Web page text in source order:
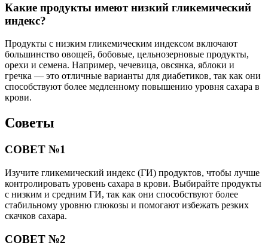
Какие продукты имеют низкий гликемический
индекс?
Продукты с низким гликемическим индексом включают
большинство овощей, бобовые, цельнозерновые продукты,
орехи и семена. Например, чечевица, овсянка, яблоки и
гречка — это отличные варианты для диабетиков, так как они
способствуют более медленному повышению уровня сахара в
крови.
Советы
СОВЕТ №1
Изучите гликемический индекс (ГИ) продуктов, чтобы лучше
контролировать уровень сахара в крови. Выбирайте продукты
с низким и средним ГИ, так как они способствуют более
стабильному уровню глюкозы и помогают избежать резких
скачков сахара.
СОВЕТ №2